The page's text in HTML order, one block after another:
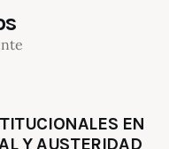
EN
Y AUSTERIDAD